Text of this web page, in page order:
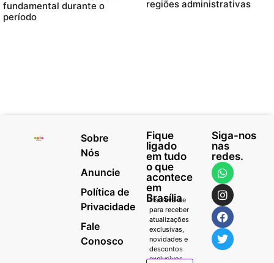
fundamental durante o
período
regiões administrativas
Sobre
Nós
Anuncie
Política de
Privacidade
Fale
Conosco
Fique
ligado
em tudo
o que
acontece
em
Brasília
Inscreva-se
para receber
atualizações
exclusivas,
novidades e
descontos
exclusivos.
Siga-nos
nas
redes.